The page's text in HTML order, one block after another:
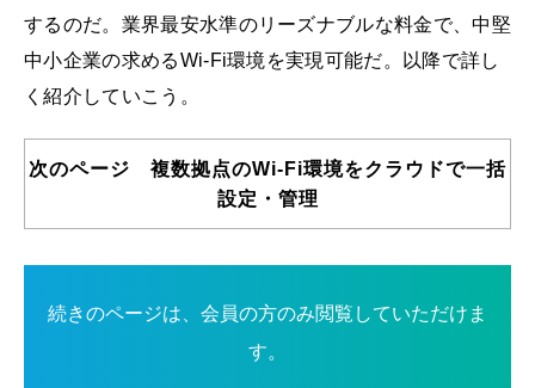
するのだ。業界最安水準のリーズナブルな料金で、中堅
中小企業の求めるWi-Fi環境を実現可能だ。以降で詳し
く紹介していこう。
次のページ 複数拠点のWi-Fi環境をクラウドで一括
設定・管理
続きのページは、会員の方のみ閲覧していただけま
す。